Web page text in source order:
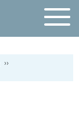
››